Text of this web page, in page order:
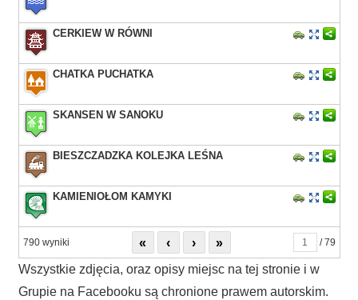
CERKIEW W RÓWNI
CHATKA PUCHATKA
SKANSEN W SANOKU
BIESZCZADZKA KOLEJKA LEŚNA
KAMIENIOŁOM KAMYKI
790 wyniki « ‹ › » / 79
Wszystkie zdjęcia, oraz opisy miejsc na tej stronie i w
Grupie na Facebooku są chronione prawem autorskim.